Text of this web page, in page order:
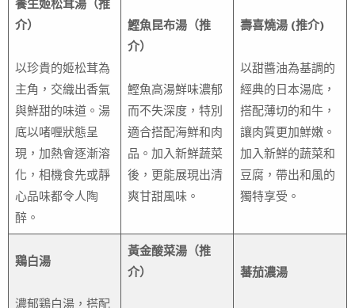
介）
以珍貴的姬松茸為
主角，交織出香氣
與鮮甜的味道。湯
底以啫喱狀態呈
現，加熱會逐漸溶
化，相機食先或靜
心品味都令人陶
醉。
鰹魚昆布湯（推
介）
鰹魚高湯鮮味濃郁
而不失深度，特別
適合搭配海鮮和肉
品。加入新鮮蔬菜
後，更能展現出清
爽甘甜風味。
壽喜燒湯 (推介)
以甜醬油為基調的
經典的日本湯底，
搭配薄切的和牛，
讓肉質更加鮮嫩。
加入新鮮的蔬菜和
豆腐，帶出和風的
獨特享受。
鶏白湯
濃郁鶏白湯，搭配
黃金酸菜湯（推
介）
蕃茄濃湯